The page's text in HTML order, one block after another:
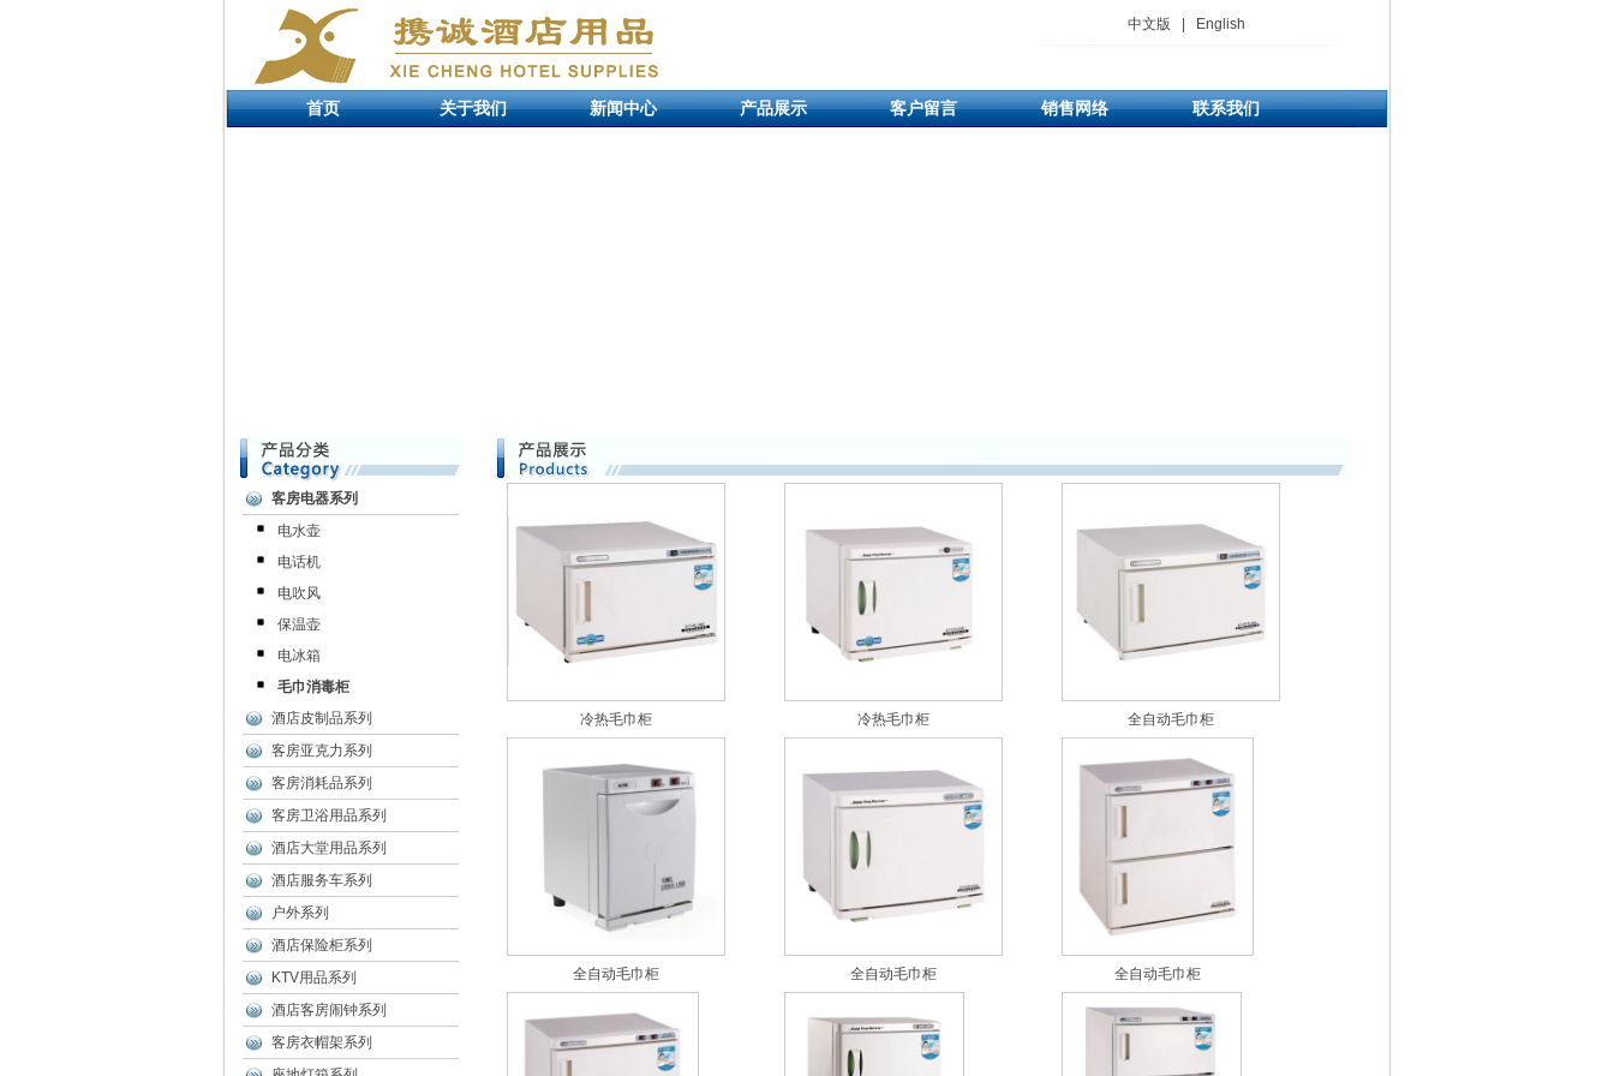
中文版 English
首页 关于我们 新闻中心 产品展示 客户留言 销售网络 联系我们
客房电器系列
电水壶
电话机
电吹风
保温壶
电冰箱
毛巾消毒柜
酒店皮制品系列
客房亚克力系列
客房消耗品系列
客房卫浴用品系列
酒店大堂用品系列
酒店服务车系列
户外系列
酒店保险柜系列
KTV用品系列
酒店客房闹钟系列
客房衣帽架系列
冷热毛巾柜 冷热毛巾柜 全自动毛巾柜
全自动毛巾柜 全自动毛巾柜 全自动毛巾柜